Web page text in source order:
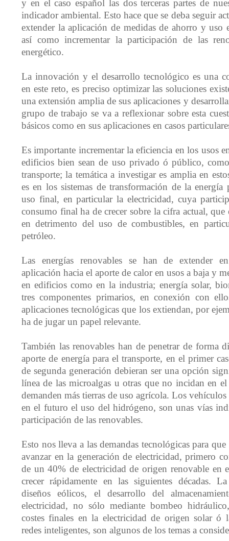
y en el caso español las dos terceras partes de
indicador ambiental. Esto hace que se deba seguir
extender la aplicación de medidas de ahorro y uso
así como incrementar la participación de las
energético.
La innovación y el desarrollo tecnológico es una
en este reto, es preciso optimizar las soluciones
una extensión amplia de sus aplicaciones y
grupo de trabajo se va a reflexionar sobre esta
básicos como en sus aplicaciones en casos
Es importante incrementar la eficiencia en los usos
edificios bien sean de uso privado ó público,
transporte; la temática a investigar es amplia en
es en los sistemas de transformación de la energía
uso final, en particular la electricidad, cuya
consumo final ha de crecer sobre la cifra actual,
en detrimento del uso de combustibles, en
petróleo.
Las energías renovables se han de extender
aplicación hacia el aporte de calor en usos a baja y
en edificios como en la industria; energía solar,
tres componentes primarios, en conexión con
aplicaciones tecnológicas que los extiendan, por
ha de jugar un papel relevante.
También las renovables han de penetrar de forma
aporte de energía para el transporte, en el primer
de segunda generación debieran ser una opción
línea de las microalgas u otras que no incidan en
demanden más tierras de uso agrícola. Los
en el futuro el uso del hidrógeno, son unas vías
participación de las renovables.
Esto nos lleva a las demandas tecnológicas para
avanzar en la generación de electricidad, primero
de un 40% de electricidad de origen renovable en
crecer rápidamente en las siguientes décadas.
diseños eólicos, el desarrollo del
electricidad, no sólo mediante bombeo
costes finales en la electricidad de origen solar ó
redes inteligentes, son algunos de los temas a